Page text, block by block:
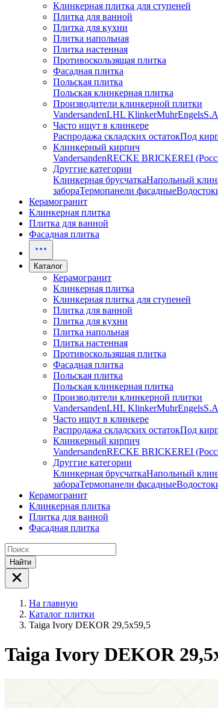
Клинкерная плитка для ступеней
Плитка для ванной
Плитка для кухни
Плитка напольная
Плитка настенная
Противоскользящая плитка
Фасадная плитка
Польская плитка
Польская клинкерная плитка
Производители клинкерной плитки
VandersandenLHL KlinkerMuhrEngels
Часто ищут в клинкере
Распродажа складских остатокПод
Клинкерный кирпич
VandersandenRECKE BRICKEREI
Друггие категории
Клинкерная брусчаткаНапольный
забораТермопанели фасадные
Керамогранит
Клинкерная плитка
Плитка для ванной
Фасадная плитка
Каталог
Керамогранит
Клинкерная плитка
Клинкерная плитка для ступеней
Плитка для ванной
Плитка для кухни
Плитка напольная
Плитка настенная
Противоскользящая плитка
Фасадная плитка
Польская плитка
Польская клинкерная плитка
Производители клинкерной плитки
VandersandenLHL KlinkerMuhrEngels
Часто ищут в клинкере
Распродажа складских остатокПод
Клинкерный кирпич
VandersandenRECKE BRICKEREI
Друггие категории
Клинкерная брусчаткаНапольный
забораТермопанели фасадные
Керамогранит
Клинкерная плитка
Плитка для ванной
Фасадная плитка
Найти
На главную
Каталог плитки
Taiga Ivory DEKOR 29,5x59,5
Taiga Ivory DEKOR